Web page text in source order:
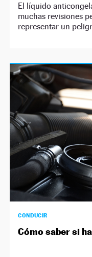
El líquido
muchas revisiones
representar un
CONDUCIR
Cómo saber si